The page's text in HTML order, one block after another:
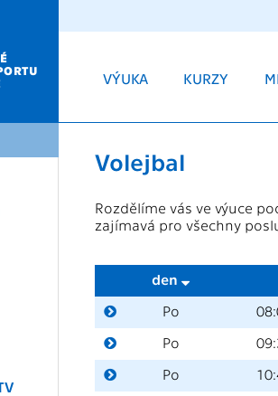
VÝUKA KURZY
Volejbal
Rozdělíme vás ve výuce
zajímavá pro všechny
den
Po
Po
Po